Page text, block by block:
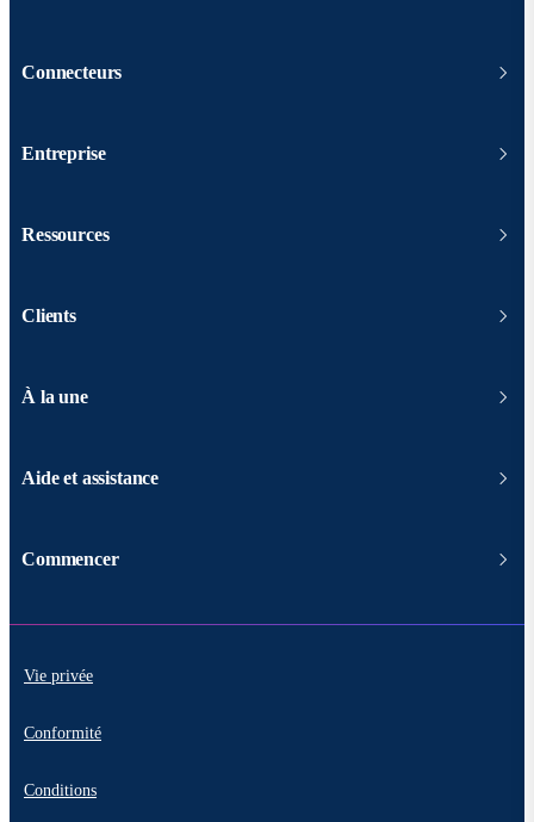
Connecteurs
Entreprise
Ressources
Clients
À la une
Aide et assistance
Commencer
Vie privée
Conformité
Conditions